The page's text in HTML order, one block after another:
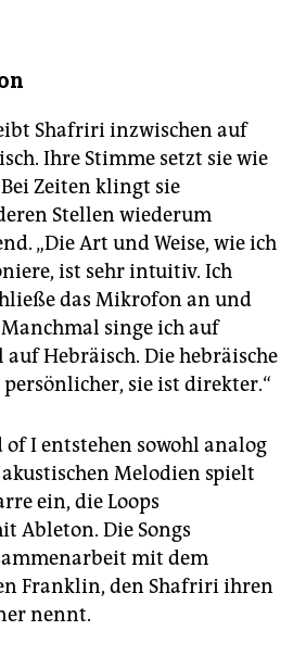
Shafriri inzwischen auf
Ihre Stimme setzt sie wie
Zeiten klingt sie
Stellen wiederum
„Die Art und Weise, wie ich
ist sehr intuitiv. Ich
das Mi­kro­fon an und
singe ich auf
He­bräisch. Die hebräische
sie ist direkter.“
of I entstehen sowohl analog
Melodien spielt
ein, die Loops
Ableton. Die Songs
mit dem
Franklin, den Shafriri ihren
nennt.